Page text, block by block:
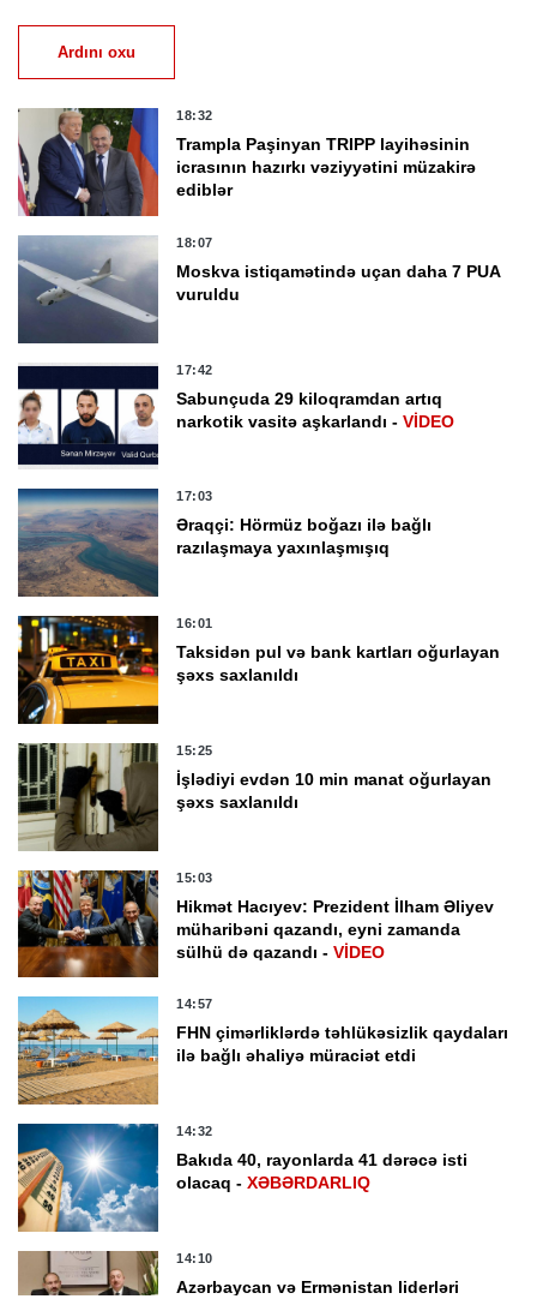
Ardını oxu
18:32
Trampla Paşinyan TRIPP layihəsinin
icrasının hazırkı vəziyyətini müzakirə
ediblər
18:07
Moskva istiqamətində uçan daha 7 PUA
vuruldu
17:42
Sabunçuda 29 kiloqramdan artıq
narkotik vasitə aşkarlandı -VİDEO
17:03
Əraqçi: Hörmüz boğazı ilə bağlı
razılaşmaya yaxınlaşmışıq
16:01
Taksidən pul və bank kartları oğurlayan
şəxs saxlanıldı
15:25
İşlədiyi evdən 10 min manat oğurlayan
şəxs saxlanıldı
15:03
Hikmət Hacıyev: Prezident İlham Əliyev
müharibəni qazandı, eyni zamanda
sülhü də qazandı -VİDEO
14:57
FHN çimərliklərdə təhlükəsizlik qaydaları
ilə bağlı əhaliyə müraciət etdi
14:32
Bakıda 40, rayonlarda 41 dərəcə isti
olacaq -XƏBƏRDARLIQ
14:10
Azərbaycan və Ermənistan liderləri